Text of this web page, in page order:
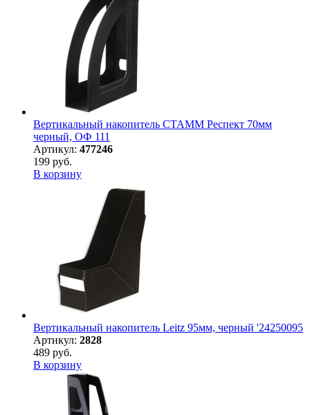
Вертикальный накопитель СТАММ Респект 70мм
черный, ОФ 111
Артикул: 477246
199 руб.
В корзину
Вертикальный накопитель Leitz 95мм, черный '24250095
Артикул: 2828
489 руб.
В корзину